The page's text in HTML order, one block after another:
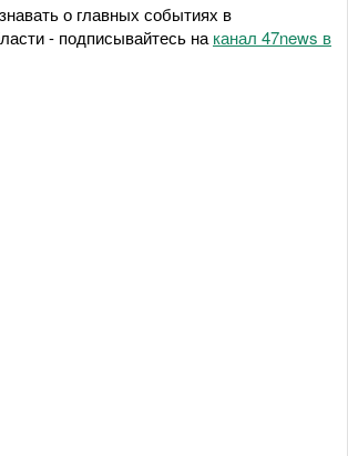
о главных событиях в
- подписывайтесь на канал 47news в